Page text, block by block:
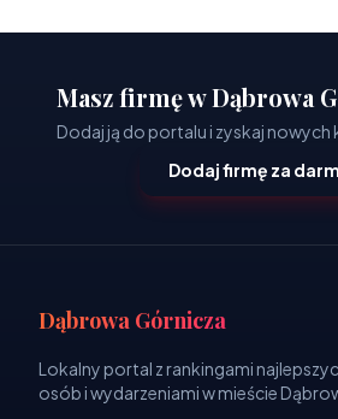
Masz firmę w Dąbrowa
Dodaj ją do portalu i zyskaj nowych
Dodaj firmę za
Dąbrowa Górnicza
Lokalny portal z rankingami
osób i wydarzeniami w mieście